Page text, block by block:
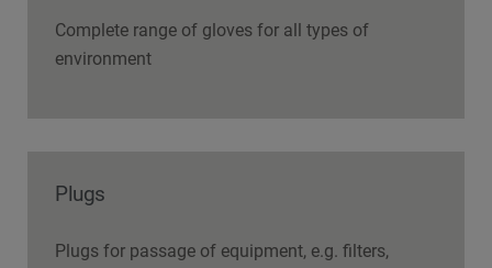
Complete range of gloves for all types of
environment
Plugs
Plugs for passage of equipment, e.g. filters,